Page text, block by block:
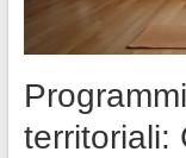
territoriali: